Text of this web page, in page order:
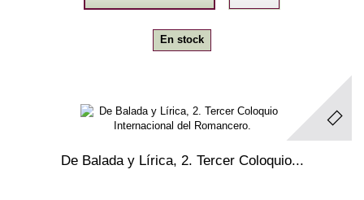
En stock
De Balada y Lírica, 2. Tercer Coloquio...